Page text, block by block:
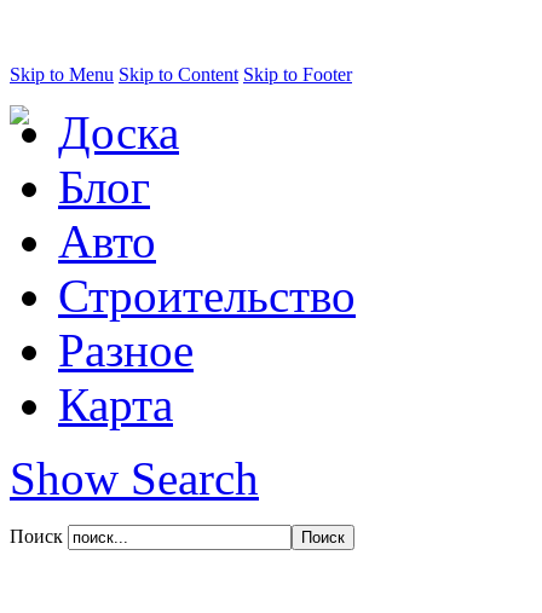
Skip to Menu Skip to Content Skip to Footer
Доска
Блог
Авто
Строительство
Разное
Карта
Show Search
Поиск